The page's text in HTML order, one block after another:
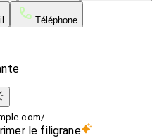
Téléphone
le filigrane